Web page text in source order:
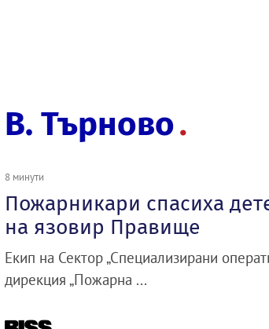
В. Търново
8 минути
Пожарникари спасиха
на язовир Правище
Екип на Сектор „Специализирани
дирекция „Пожарна ...